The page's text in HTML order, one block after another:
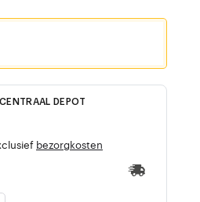
DEPOT
bezorgkosten